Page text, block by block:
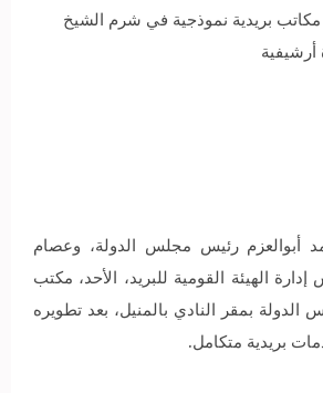
مكاتب بريدية نموذجية في شرم الشيخ
أبوالعزم رئيس مجلس الدولة، وعصام
الهيئة القومية للبريد، الأحد، مكتب
بمقر النادي بالمنيل، بعد تطويره
بريدية متكامل.